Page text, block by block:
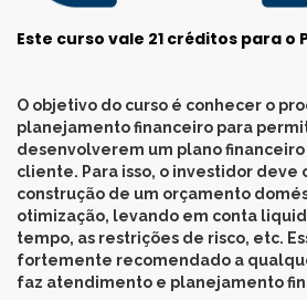
Este curso vale 21 créditos para o
O objetivo do curso é conhecer o
planejamento financeiro para
desenvolverem um plano
cliente. Para isso, o investidor deve
construção de um orçamento
otimização, levando em conta
tempo, as restrições de risco, etc.
fortemente recomendado a
faz atendimento e planejamento